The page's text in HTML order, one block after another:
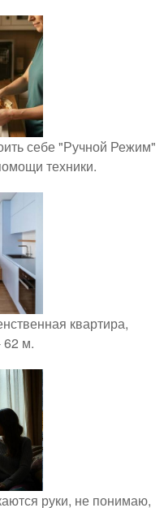
себе "Ручной Режим"
техники.
квартира,
м.
руки, не понимаю,